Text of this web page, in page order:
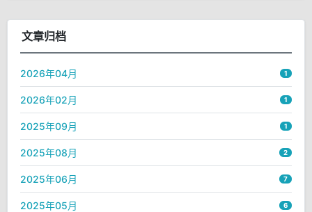
文章归档
2026年04月 1
2026年02月 1
2025年09月 1
2025年08月 2
2025年06月 7
2025年05月 6